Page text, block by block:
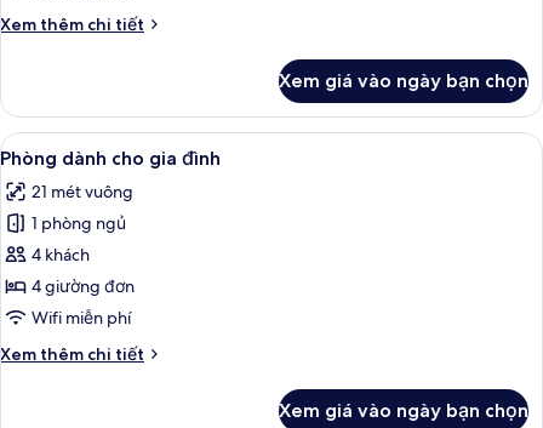
Xem thêm chi tiết
Chi
Phòng
Xem giá vào ngày bạn chọn
Xem
tất
cả
ảnh
Phòng
dành
cho
đình
Minibar, két bảo mật tại phòng, bàn,
8
Phòng dành cho gia đình
21 mét vuông
1 phòng ngủ
4 khách
4 giường đơn
Wifi miễn phí
Xem thêm chi tiết
Chi
Xem giá vào ngày bạn chọn